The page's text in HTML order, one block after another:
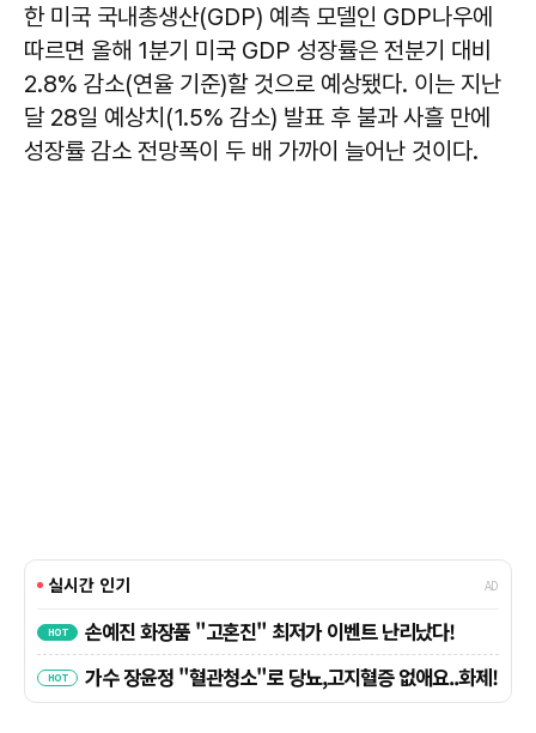
한 미국 국내총생산(GDP) 예측 모델인 GDP나우에
따르면 올해 1분기 미국 GDP 성장률은 전분기 대비
2.8% 감소(연율 기준)할 것으로 예상됐다. 이는 지난
달 28일 예상치(1.5% 감소) 발표 후 불과 사흘 만에
성장률 감소 전망폭이 두 배 가까이 늘어난 것이다.